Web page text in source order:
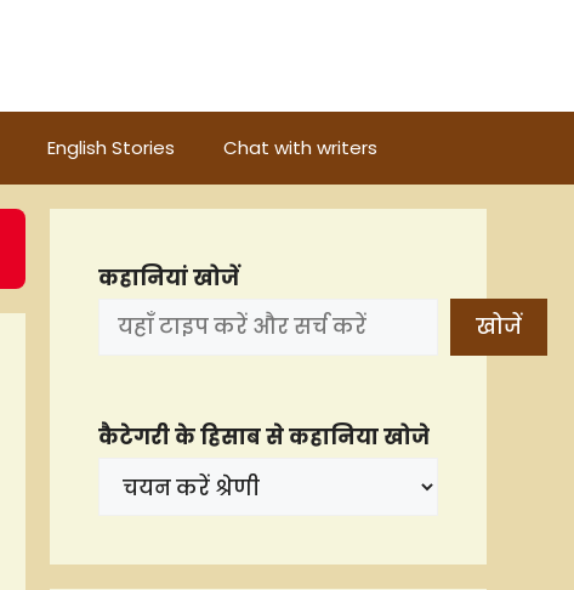
English Stories Chat with writers
कहानियां खोजें
खोजें
कैटेगरी के हिसाब से कहानिया खोजे